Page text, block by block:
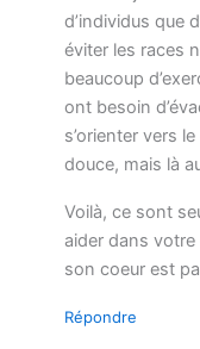
d’individus que
éviter les races
beaucoup
ont besoin
s’orienter vers
douce, mais là
Voilà, ce sont
aider dans
son coeur est
Répondre